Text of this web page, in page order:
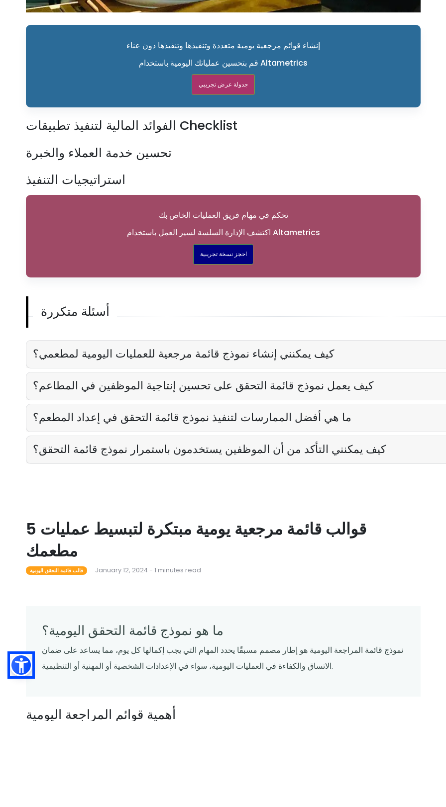
إنشاء قوائم مرجعية يومية متعددة وتنفيذها وتنفيذها دون عناء
قم بتحسين عملياتك اليومية باستخدام Altametrics
جدولة عرض تجريبي
الفوائد المالية لتنفيذ تطبيقات Checklist
تحسين خدمة العملاء والخبرة
استراتيجيات التنفيذ
تحكم في مهام فريق العمليات الخاص بك
اكتشف الإدارة السلسة لسير العمل باستخدام Altametrics
احجز نسخة تجريبية
أسئلة متكررة
كيف يمكنني إنشاء نموذج قائمة مرجعية للعمليات اليومية لمطعمي؟
كيف يعمل نموذج قائمة التحقق على تحسين إنتاجية الموظفين في المطاعم؟
ما هي أفضل الممارسات لتنفيذ نموذج قائمة التحقق في إعداد المطعم؟
كيف يمكنني التأكد من أن الموظفين يستخدمون باستمرار نموذج قائمة التحقق؟
5 قوالب قائمة مرجعية يومية مبتكرة لتبسيط عمليات
مطعمك
قالب قائمة التحقق اليومية January 12, 2024 - 1 minutes read
ما هو نموذج قائمة التحقق اليومية؟
نموذج قائمة المراجعة اليومية هو إطار مصمم مسبقًا يحدد المهام التي يجب إكمالها كل يوم، مما يساعد على ضمان
الاتساق والكفاءة في العمليات اليومية، سواء في الإعدادات الشخصية أو المهنية أو التنظيمية.
أهمية قوائم المراجعة اليومية